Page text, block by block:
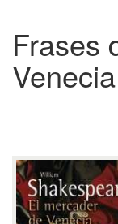
Frases
Venecia